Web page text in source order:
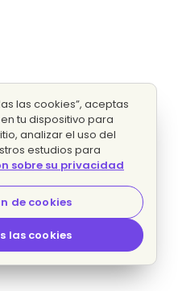
las cookies”, aceptas
tu dispositivo para
analizar el uso del
estudios para
sobre su privacidad
de cookies
las cookies